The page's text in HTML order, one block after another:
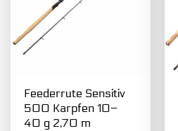
Feederrute Sensitiv
500 Karpfen 10–
40 g 2,70 m